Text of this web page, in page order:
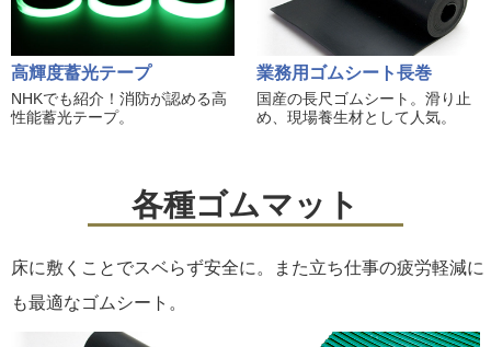
高輝度蓄光テープ
NHKでも紹介！消防が認める高
性能蓄光テープ。
業務用ゴムシート長巻
国産の長尺ゴムシート。滑り止
め、現場養生材として人気。
各種ゴムマット
床に敷くことでスベらず安全に。また立ち仕事の疲労軽減に
も最適なゴムシート。